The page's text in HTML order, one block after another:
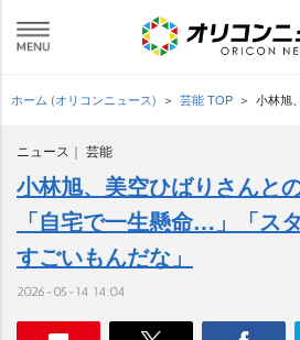
ホーム (オリコンニュース) 芸能 TOP 小林旭
ニュース 芸能
小林旭、美空ひばりさんと
「自宅で一生懸命…」「ス
すごいもんだな」
2026-05-14 14:04